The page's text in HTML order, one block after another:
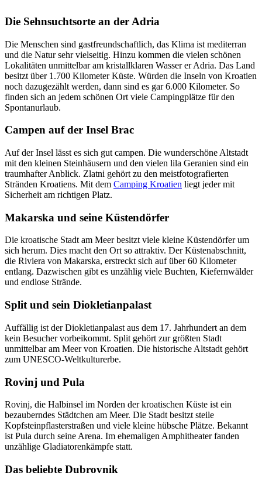
Die Sehnsuchtsorte an der Adria
Die Menschen sind gastfreundschaftlich, das Klima ist mediterran
und die Natur sehr vielseitig. Hinzu kommen die vielen schönen
Lokalitäten unmittelbar am kristallklaren Wasser er Adria. Das Land
besitzt über 1.700 Kilometer Küste. Würden die Inseln von Kroatien
noch dazugezählt werden, dann sind es gar 6.000 Kilometer. So
finden sich an jedem schönen Ort viele Campingplätze für den
Spontanurlaub.
Campen auf der Insel Brac
Auf der Insel lässt es sich gut campen. Die wunderschöne Altstadt
mit den kleinen Steinhäusern und den vielen lila Geranien sind ein
traumhafter Anblick. Zlatni gehört zu den meistfotografierten
Stränden Kroatiens. Mit dem Camping Kroatien liegt jeder mit
Sicherheit am richtigen Platz.
Makarska und seine Küstendörfer
Die kroatische Stadt am Meer besitzt viele kleine Küstendörfer um
sich herum. Dies macht den Ort so attraktiv. Der Küstenabschnitt,
die Riviera von Makarska, erstreckt sich auf über 60 Kilometer
entlang. Dazwischen gibt es unzählig viele Buchten, Kiefernwälder
und endlose Strände.
Split und sein Diokletianpalast
Auffällig ist der Diokletianpalast aus dem 17. Jahrhundert an dem
kein Besucher vorbeikommt. Split gehört zur größten Stadt
unmittelbar am Meer von Kroatien. Die historische Altstadt gehört
zum UNESCO-Weltkulturerbe.
Rovinj und Pula
Rovinj, die Halbinsel im Norden der kroatischen Küste ist ein
bezauberndes Städtchen am Meer. Die Stadt besitzt steile
Kopfsteinpflasterstraßen und viele kleine hübsche Plätze. Bekannt
ist Pula durch seine Arena. Im ehemaligen Amphitheater fanden
unzählige Gladiatorenkämpfe statt.
Das beliebte Dubrovnik